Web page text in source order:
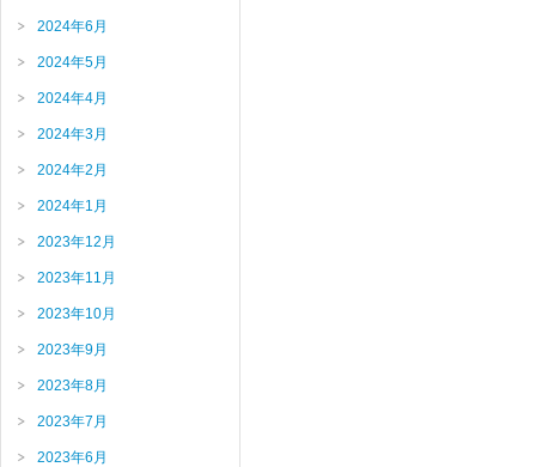
2024年6月
2024年5月
2024年4月
2024年3月
2024年2月
2024年1月
2023年12月
2023年11月
2023年10月
2023年9月
2023年8月
2023年7月
2023年6月